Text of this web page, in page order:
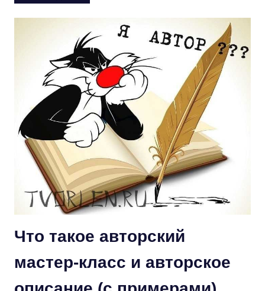
Что такое авторский
мастер-класс и авторское